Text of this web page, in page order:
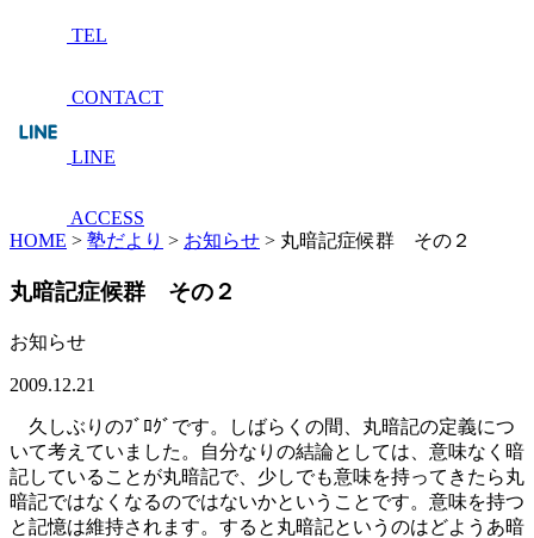
TEL
CONTACT
LINE
ACCESS
HOME > 塾だより > お知らせ > 丸暗記症候群 その２
丸暗記症候群 その２
お知らせ
2009.12.21
久しぶりのﾌﾞﾛｸﾞです。しばらくの間、丸暗記の定義につ
いて考えていました。自分なりの結論としては、意味なく暗
記していることが丸暗記で、少しでも意味を持ってきたら丸
暗記ではなくなるのではないかということです。意味を持つ
と記憶は維持されます。すると丸暗記というのはどようあ暗